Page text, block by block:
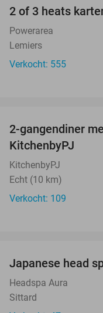
2 of 3 heats
Powerarea
Lemiers
Verkocht: 555
2-gangendiner
KitchenbyPJ
KitchenbyPJ
Echt (10 km)
Verkocht: 109
Japanese head
Headspa Aura
Sittard